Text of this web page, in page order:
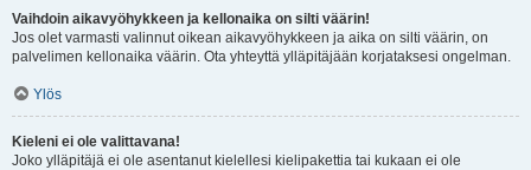
Vaihdoin aikavyöhykkeen ja kellonaika on silti väärin!
Jos olet varmasti valinnut oikean aikavyöhykkeen ja aika on silti väärin, on
palvelimen kellonaika väärin. Ota yhteyttä ylläpitäjään korjataksesi ongelman.
Ylös
Kieleni ei ole valittavana!
Joko ylläpitäjä ei ole asentanut kielellesi kielipakettia tai kukaan ei ole